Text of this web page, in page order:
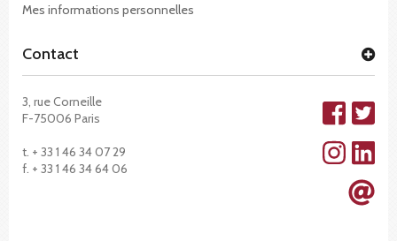
Mes informations personnelles
Contact
3, rue Corneille
F-75006 Paris
t. + 33 1 46 34 07 29
f. + 33 1 46 34 64 06